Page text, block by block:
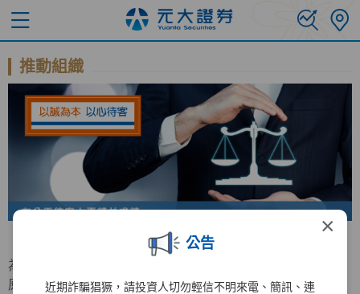
×
公告
近期詐騙猖獗，請投資人切勿輕信不明來電、簡訊、連
推動組織
為持續增進公平待客原則之推行，元大證券特成立公平待客
原則推行委員會，負責公平待客相關事務之規劃與檢討及精